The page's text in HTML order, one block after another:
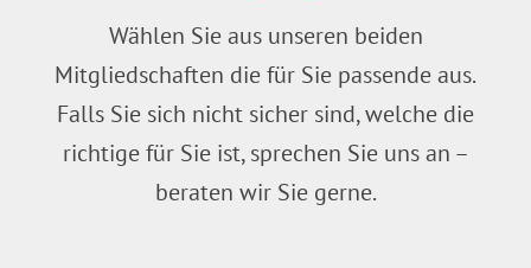
Wählen Sie aus unseren beiden
Mitgliedschaften die für Sie passende aus.
Falls Sie sich nicht sicher sind, welche die
richtige für Sie ist, sprechen Sie uns an –
beraten wir Sie gerne.